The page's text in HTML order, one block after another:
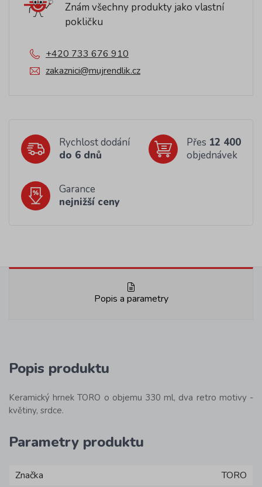
Znám všechny produkty jako vlastní
pokličku
+420 733 676 910
zakaznici@mujrendlik.cz
Rychlost dodání
do 6 dnů
Přes 12 400
objednávek
Garance
nejnižší ceny
Popis a parametry
Popis produktu
Keramický hrnek TORO o objemu 330 ml, dva retro motivy -
květiny, srdce.
Parametry produktu
Značka TORO